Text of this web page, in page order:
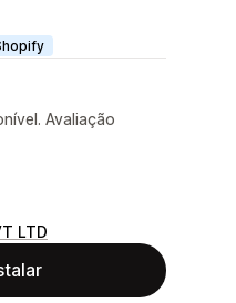
Avaliação
LTD